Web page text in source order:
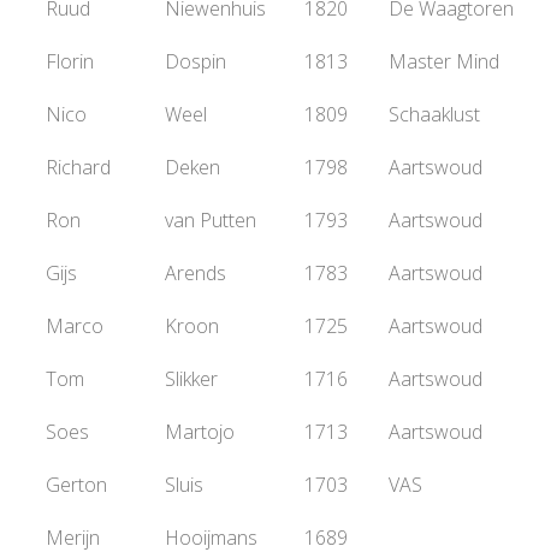
Ruud
Niewenhuis 1820
De Waagtoren
Florin
Dospin 1813
Master Mind
Nico
Weel 1809
Schaaklust
Richard
Deken 1798
Aartswoud
Ron
van Putten 1793
Aartswoud
Gijs
Arends 1783
Aartswoud
Marco
Kroon 1725
Aartswoud
Tom
Slikker 1716
Aartswoud
Soes
Martojo 1713
Aartswoud
Gerton
Sluis 1703
VAS
Merijn
Hooijmans
1689